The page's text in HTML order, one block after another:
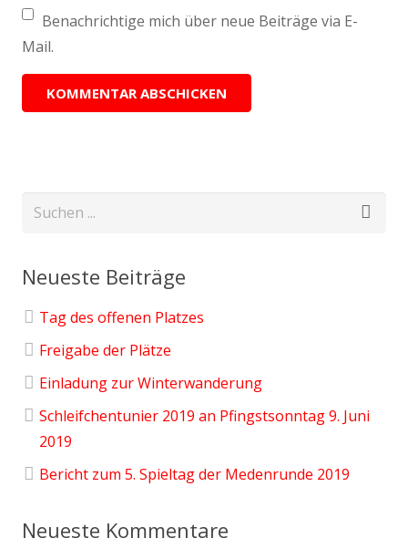
Benachrichtige mich über neue Beiträge via E-
Mail.
Neueste Beiträge
Tag des offenen Platzes
Freigabe der Plätze
Einladung zur Winterwanderung
Schleifchentunier 2019 an Pfingstsonntag 9. Juni
2019
Bericht zum 5. Spieltag der Medenrunde 2019
Neueste Kommentare